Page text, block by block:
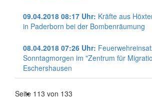
09.04.2018 08:17 Uhr: Kräfte aus
in Paderborn bei der Bombenräumung
08.04.2018 07:26 Uhr:
Sonntagmorgen im "Zentrum für
Eschershausen
Seite 113 von 133